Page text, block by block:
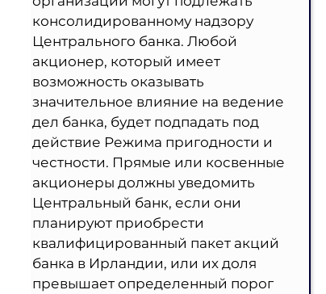
консолидированному надзору
Центрального банка. Любой
акционер, который имеет
возможность оказывать
значительное влияние на ведение
дел банка, будет подпадать под
действие Режима пригодности и
честности. Прямые или косвенные
акционеры должны уведомить
Центральный банк, если они
планируют приобрести
квалифицированный пакет акций
банка в Ирландии, или их доля
превышает определенный порог